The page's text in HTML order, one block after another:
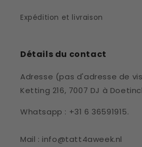
Expédition et livraison
Détails du contact
Adresse (pas d'adresse de
Ketting 216, 7007 DJ à
Whatsapp : +31 6 36591915.
Mail : info@tatt4aweek.nl